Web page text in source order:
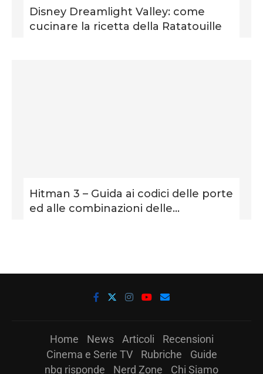
Disney Dreamlight Valley: come
cucinare la ricetta della Ratatouille
Hitman 3 – Guida ai codici delle porte
ed alle combinazioni delle...
Home News Articoli
Recensioni
Cinema e Serie TV
Rubriche
Guide
nbg risponde
Nerd Zone Chi Siamo